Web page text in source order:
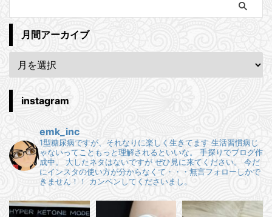
月間アーカイブ
instagram
emk_inc
1型糖尿病ですが、それなりに楽しく生きてます 生活習慣病じ
ゃないってこともっと理解されるといいな。
手探りでブログ作
成中。
大したネタはないですが ぜひ見に来てください。
今だ
にインスタの使い方が分からなくて・・・無言フォローしかで
きません！！
カンベンしてくださいまし。